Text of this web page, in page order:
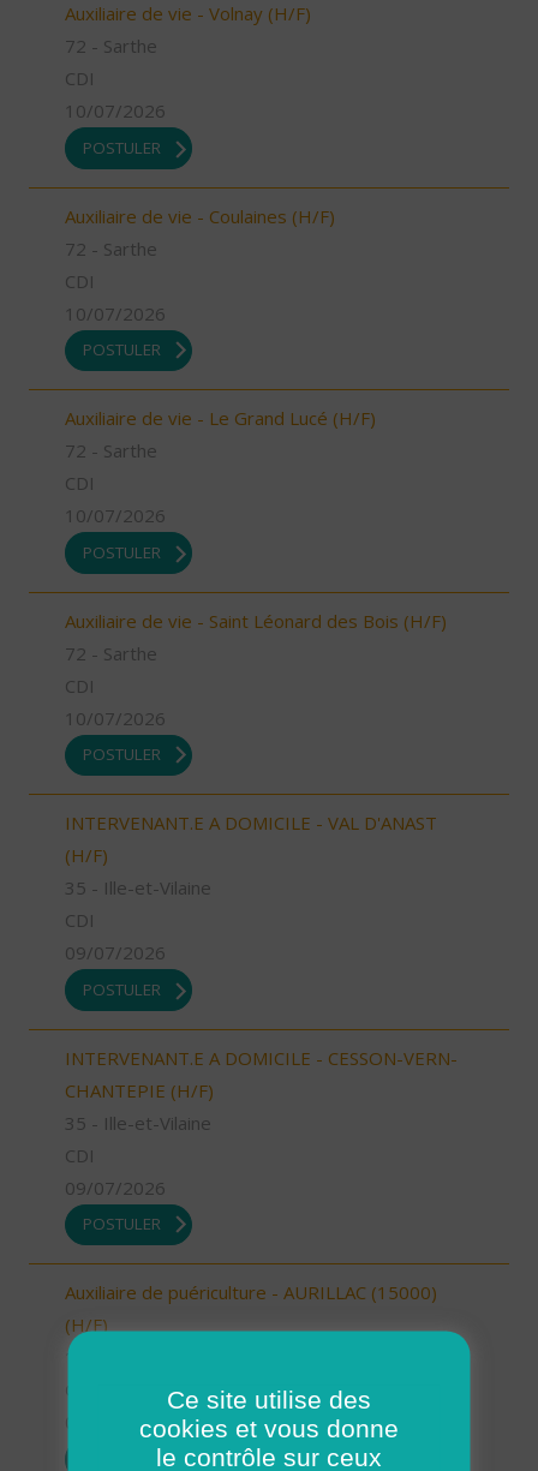
Auxiliaire de vie - Volnay (H/F)
72 - Sarthe
CDI
10/07/2026
POSTULER
Auxiliaire de vie - Coulaines (H/F)
72 - Sarthe
CDI
10/07/2026
POSTULER
Auxiliaire de vie - Le Grand Lucé (H/F)
72 - Sarthe
CDI
10/07/2026
POSTULER
Auxiliaire de vie - Saint Léonard des Bois (H/F)
72 - Sarthe
CDI
10/07/2026
POSTULER
INTERVENANT.E A DOMICILE - VAL D'ANAST
(H/F)
35 - Ille-et-Vilaine
CDI
09/07/2026
POSTULER
INTERVENANT.E A DOMICILE - CESSON-VERN-
CHANTEPIE (H/F)
35 - Ille-et-Vilaine
CDI
09/07/2026
POSTULER
Auxiliaire de puériculture - AURILLAC (15000)
(H/F)
15 - Cantal
09/07/2026
Ce site utilise des
cookies et vous donne
le contrôle sur ceux